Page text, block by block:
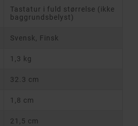
Tastatur i fuld størrelse (ikke
baggrundsbelyst)
Svensk, Finsk
1,3 kg
32.3 cm
1,8 cm
21,5 cm